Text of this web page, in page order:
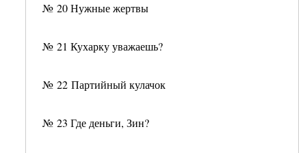
№ 20 Нужные жертвы
№ 21 Кухарку уважаешь?
№ 22 Партийный кулачок
№ 23 Где деньги, Зин?